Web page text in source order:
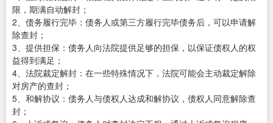
限，期满自动解封；
2、债务履行完毕：债务人或第三方履行完毕债务后，可以申请解
除查封；
3、提供担保：债务人向法院提供足够的担保，以保证债权人的权
益得到满足；
4、法院裁定解封：在一些特殊情况下，法院可能会主动裁定解除
对房产的查封；
5、和解协议：债务人与债权人达成和解协议，债权人同意解除查
封；